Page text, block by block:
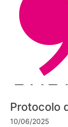
Protocolo
10/06/2025